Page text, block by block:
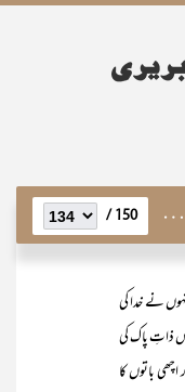
150 /
نے خدا کی
ذاتِ پاک کی
باتوں کا